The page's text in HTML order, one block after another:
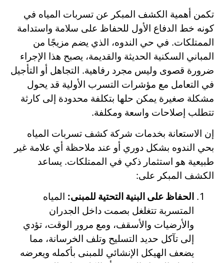
تكمن أهمية الكشف المبكر عن تسربات المياه في
كونه خط الدفاع الأول للحفاظ على سلامة واستدامة
الممتلكات. في حي الندوه، الذي يضم مزيجًا من
المباني السكنية الحديثة والقديمة، يصبح هذا الإجراء
ضرورة قصوى وليس مجرد رفاهية. التجاهل أو التأجيل
في التعامل مع مؤشرات التسرب الأولية قد يحول
مشكلة صغيرة يمكن حلها بتكلفة محدودة إلى كارثة
تتطلب إصلاحات واسعة ومكلفة.
إن الاستعانة بخدمات شركة كشف تسربات المياه
بحي الندوه بشكل دوري أو عند ملاحظة أي علامة غير
طبيعية هو استثمار ذكي في الممتلكات. يساعد
الكشف المبكر على:
الحفاظ على البنية التحتية للمبنى: المياه
المتسربة تتغلغل بصمت داخل الجدران
والأرضيات والأسقف، ومع مرور الوقت، تؤدي
إلى تآكل حديد التسليح وتلف الخرسانة، مما
يضعف الهيكل الإنشائي للمبنى بأكمله ويعرضه